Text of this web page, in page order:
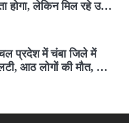
होगा, लेकिन मिल रहे उसी
प्रदेश में चंबा जिले में
आठ लोगों की मौत, कई
हुआ PH समिट-2026,